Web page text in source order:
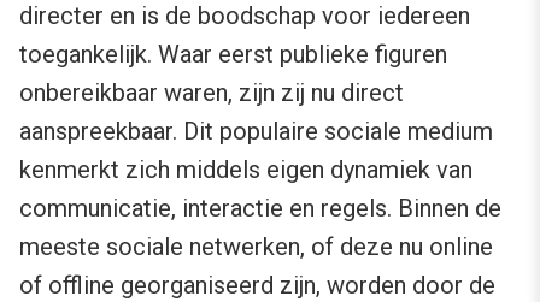
directer en is de boodschap voor iedereen
toegankelijk. Waar eerst publieke figuren
onbereikbaar waren, zijn zij nu direct
aanspreekbaar. Dit populaire sociale medium
kenmerkt zich middels eigen dynamiek van
communicatie, interactie en regels. Binnen de
meeste sociale netwerken, of deze nu online
of offline georganiseerd zijn, worden door de